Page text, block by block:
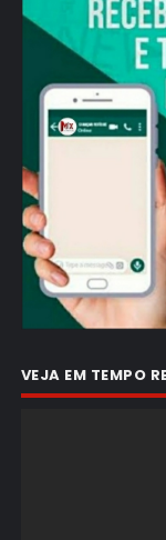
VEJA EM TEMPO